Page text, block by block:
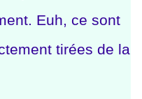
Euh, ce sont
tirées de la